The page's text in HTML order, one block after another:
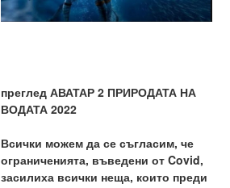
преглед АВАТАР 2 ПРИРОДАТА НА
ВОДАТА 2022
Всички можем да се съгласим, че
ограниченията, въведени от Covid,
засилиха всички неща, които преди